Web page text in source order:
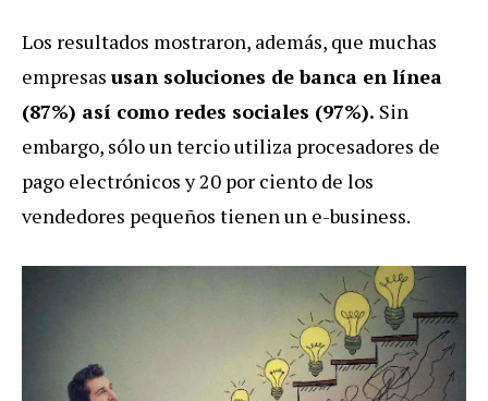
Los resultados mostraron, además, que muchas
empresas usan soluciones de banca en línea
(87%) así como redes sociales (97%). Sin
embargo, sólo un tercio utiliza procesadores de
pago electrónicos y 20 por ciento de los
vendedores pequeños tienen un e-business.